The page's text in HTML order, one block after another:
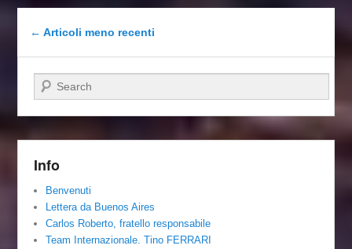
Navigazione articolo
← Articoli meno recenti
Cerca
Info
Benvenuti
Lettera da Buenos Aires
Carlos Roberto, fratello responsabile
Team Internazionale. Tino FERRARI